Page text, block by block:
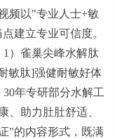
频以"专业人士+敏
建立专业可信度。
）雀巢尖峰水解肽
敏肽]强健耐敏好体
年专研部分水解工
、助力肚肚舒适、
"的内容形式，既满